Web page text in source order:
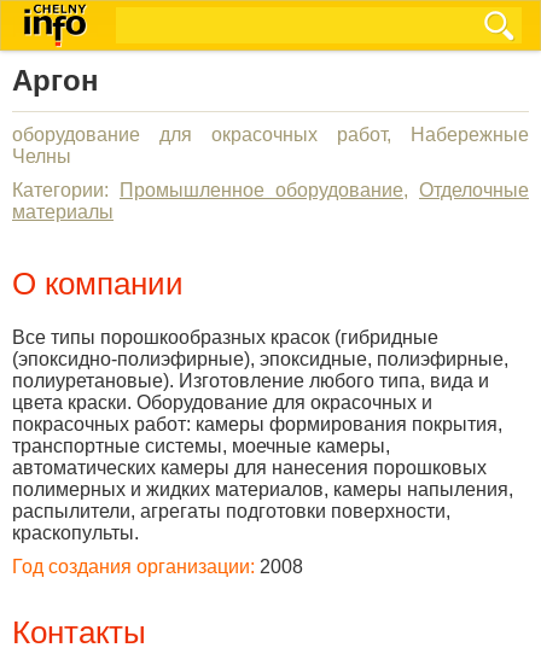
Аргон
оборудование для окрасочных работ, Набережные
Челны
Категории:
Промышленное оборудование, Отделочные
материалы
О компании
Все типы порошкообразных красок (гибридные
(эпоксидно-полиэфирные), эпоксидные, полиэфирные,
полиуретановые). Изготовление любого типа, вида и
цвета краски. Оборудование для окрасочных и
покрасочных работ: камеры формирования покрытия,
транспортные системы, моечные камеры,
автоматических камеры для нанесения порошковых
полимерных и жидких материалов, камеры напыления,
распылители, агрегаты подготовки поверхности,
краскопульты.
Год создания организации: 2008
Контакты